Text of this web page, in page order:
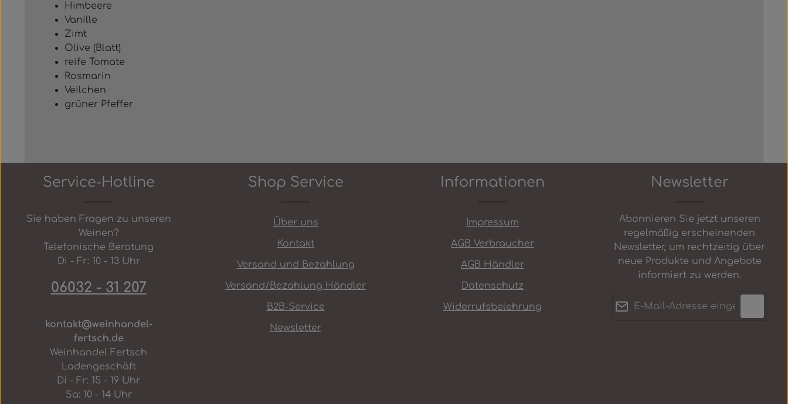
Himbeere
Vanille
Zimt
Olive (Blatt)
reife Tomate
Rosmarin
Veilchen
grüner Pfeffer
Service-Hotline
Sie haben Fragen zu unseren
Weinen?
Telefonische Beratung
Di - Fr: 10 - 13 Uhr
06032 - 31 207
kontakt@weinhandel-
fertsch.de
Weinhandel Fertsch
Ladengeschäft
Di - Fr: 15 - 19 Uhr
Sa: 10 - 14 Uhr
Shop Service
Über uns
Kontakt
Versand und Bezahlung
Versand/Bezahlung Händler
B2B-Service
Newsletter
Informationen
Impressum
AGB Verbraucher
AGB Händler
Datenschutz
Widerrufsbelehrung
Newsletter
Abonnieren Sie jetzt unseren
regelmäßig erscheinenden
Newsletter, um rechtzeitig über
neue Produkte und Angebote
informiert zu werden.
E-Mail-Adresse*